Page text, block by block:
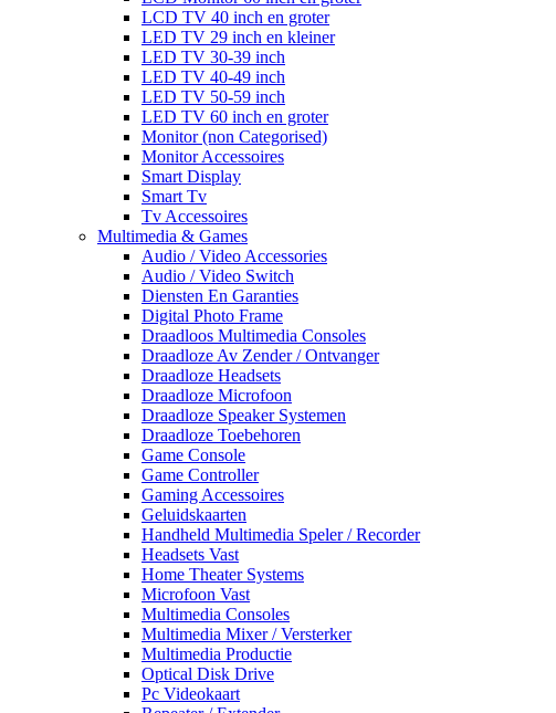
LCD TV 40 inch en groter
LED TV 29 inch en kleiner
LED TV 30-39 inch
LED TV 40-49 inch
LED TV 50-59 inch
LED TV 60 inch en groter
Monitor (non Categorised)
Monitor Accessoires
Smart Display
Smart Tv
Tv Accessoires
Multimedia & Games
Audio / Video Accessories
Audio / Video Switch
Diensten En Garanties
Digital Photo Frame
Draadloos Multimedia Consoles
Draadloze Av Zender / Ontvanger
Draadloze Headsets
Draadloze Microfoon
Draadloze Speaker Systemen
Draadloze Toebehoren
Game Console
Game Controller
Gaming Accessoires
Geluidskaarten
Handheld Multimedia Speler / Recorder
Headsets Vast
Home Theater Systems
Microfoon Vast
Multimedia Consoles
Multimedia Mixer / Versterker
Multimedia Productie
Optical Disk Drive
Pc Videokaart